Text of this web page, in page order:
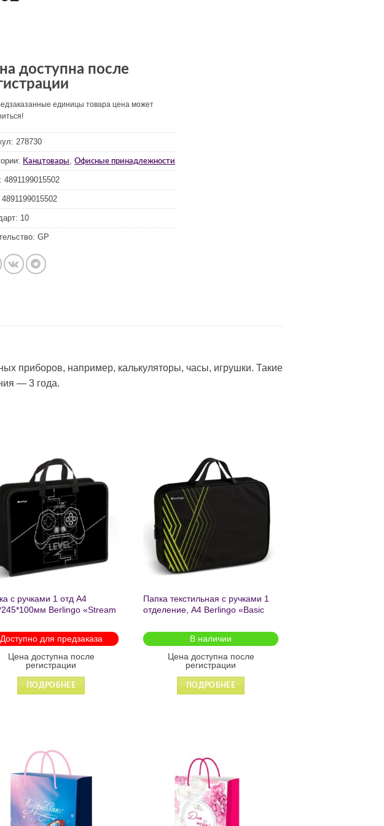
доступна после
единицы товара цена может
278730
Канцтовары Офисные принадлежности
4891199015502
4891199015502
10
GP
приборов, например, калькуляторы, часы, игрушки. Такие
— 3 года.
Добавить
в список
с ручками 1 отд А4
Berlingo «Stream
Доступно для предзаказа
Цена доступна после
регистрации
ПОДРОБНЕЕ
Добавить
Папка текстильная с ручками 1
отделение, А4 Berlingo «Basic
на молнии2601
В наличии
Цена доступна после
регистрации
ПОДРОБНЕЕ
Добавить
Добавить